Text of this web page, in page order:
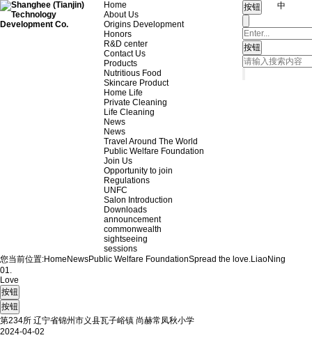
Home
About Us
Origins Development
Honors
R&D center
Contact Us
Products
Nutritious Food
Skincare Product
Home Life
Private Cleaning
Life Cleaning
News
News
Travel Around The World
Public Welfare Foundation
Join Us
Opportunity to join
Regulations
UNFC
Salon Introduction
Downloads
announcement
commonwealth
sightseeing
sessions
中
您当前位置:Home NewsPublic Welfare FoundationSpread the love.LiaoNing
01.
Love
第234所 辽宁省锦州市义县瓦子峪镇 尚赫常凤秋小学
2024-04-02